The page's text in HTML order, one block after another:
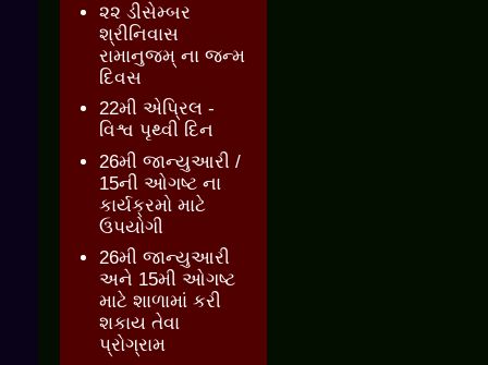
૨૨ ડીસેમ્બર
શ્રીનિવાસ
રામાનુજમ્ ના જન્મ
દિવસ
22મી એપ્રિલ -
વિશ્વ પૃથ્વી દિન
26મી જાન્યુઆરી /
15ની ઓગષ્ટ ના
કાર્યક્રમો માટે
ઉપયોગી
26મી જાન્યુઆરી
અને 15મી ઓગષ્ટ
માટે શાળામાં કરી
શકાય તેવા
પ્રોગ્રામ